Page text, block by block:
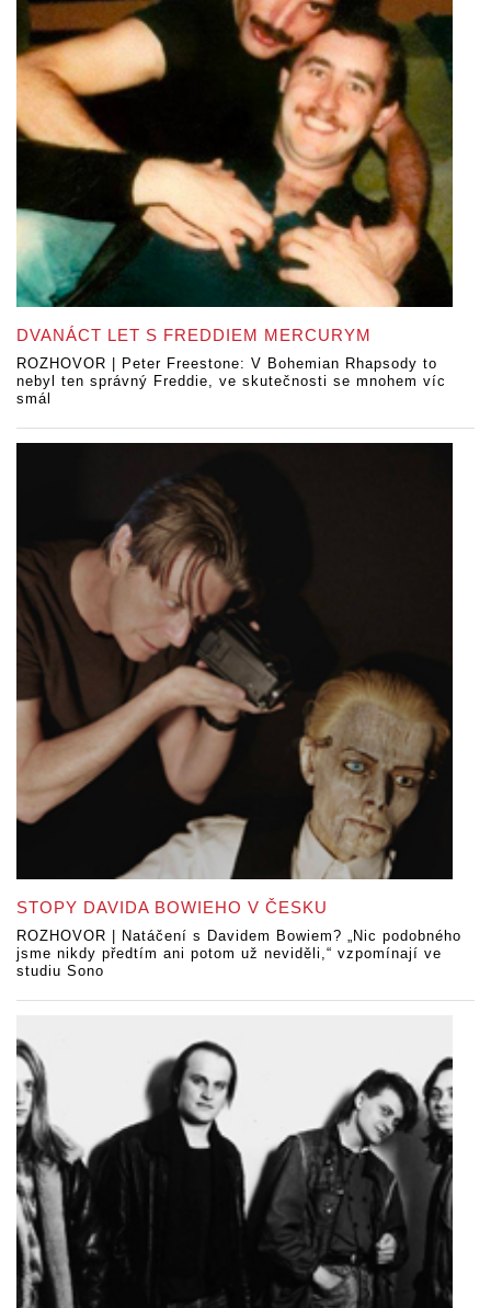
DVANÁCT LET S FREDDIEM MERCURYM
ROZHOVOR | Peter Freestone: V Bohemian Rhapsody to
nebyl ten správný Freddie, ve skutečnosti se mnohem víc
smál
STOPY DAVIDA BOWIEHO V ČESKU
ROZHOVOR | Natáčení s Davidem Bowiem? „Nic podobného
jsme nikdy předtím ani potom už neviděli,“ vzpomínají ve
studiu Sono